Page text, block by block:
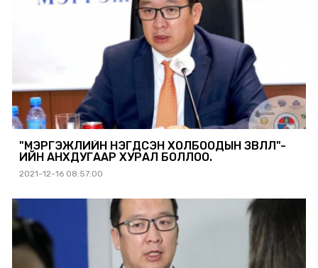
"МЭРГЭЖЛИЙН НЭГДСЭН ХОЛБООДЫН ЗӨВЛӨЛ"-
ИЙН АНХДУГААР ХУРАЛ БОЛЛОО.
2021-12-16 08:57:00